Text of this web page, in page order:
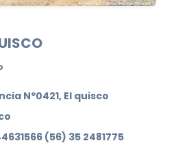
Nº0421, El quisco
(56) 35 2481775